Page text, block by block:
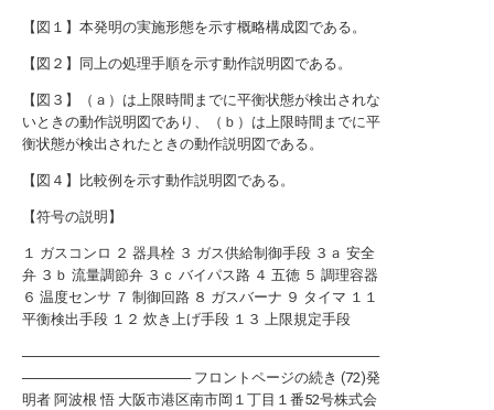
【図１】本発明の実施形態を示す概略構成図である。
【図２】同上の処理手順を示す動作説明図である。
【図３】（ａ）は上限時間までに平衡状態が検出されな
いときの動作説明図であり、（ｂ）は上限時間までに平
衡状態が検出されたときの動作説明図である。
【図４】比較例を示す動作説明図である。
【符号の説明】
１ ガスコンロ ２ 器具栓 ３ ガス供給制御手段 ３ａ 安全
弁 ３ｂ 流量調節弁 ３ｃ バイパス路 ４ 五徳 ５ 調理容器
６ 温度センサ ７ 制御回路 ８ ガスバーナ ９ タイマ １１
平衡検出手段 １２ 炊き上げ手段 １３ 上限規定手段
────────────────────────────────────
───────────────── フロントページの続き (72)発
明者 阿波根 悟 大阪市港区南市岡１丁目１番52号株式会